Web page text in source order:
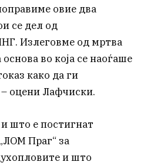
овие два
се дел од
Излеговме од мртва
во која се наоѓаше
како да ги
оцени Лафчиски.
што е постигнат
Праг“ за
и што